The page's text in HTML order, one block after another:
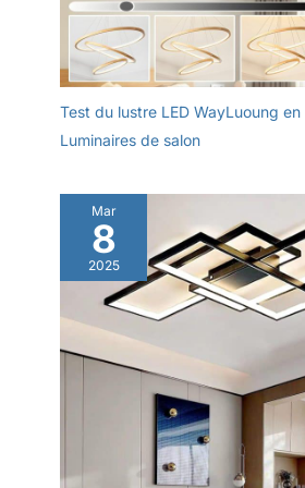
utilisation. Chaque luminaire plafonnier
garantie de 5 ans, avec un service
Test du lustre LED WayLuoung
Luminaires de salon
Mar
8
2025